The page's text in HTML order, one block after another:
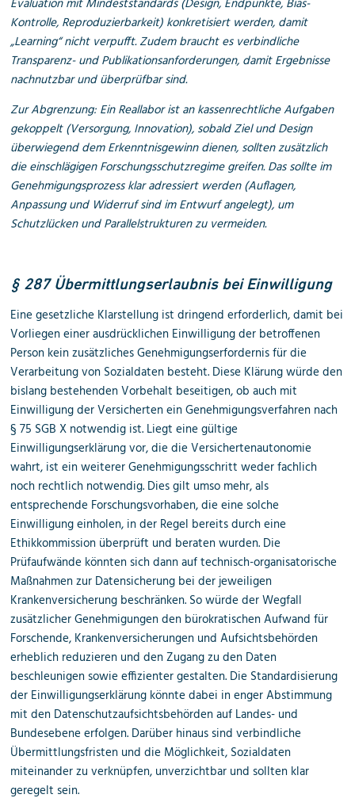
Evaluation mit Mindeststandards (Design, Endpunkte, Bias-
Kontrolle, Reproduzierbarkeit) konkretisiert werden, damit
„Learning“ nicht verpufft. Zudem braucht es verbindliche
Transparenz- und Publikationsanforderungen, damit Ergebnisse
nachnutzbar und überprüfbar sind.
Zur Abgrenzung: Ein Reallabor ist an kassenrechtliche Aufgaben
gekoppelt (Versorgung, Innovation), sobald Ziel und Design
überwiegend dem Erkenntnisgewinn dienen, sollten zusätzlich
die einschlägigen Forschungsschutzregime greifen. Das sollte im
Genehmigungsprozess klar adressiert werden (Auflagen,
Anpassung und Widerruf sind im Entwurf angelegt), um
Schutzlücken und Parallelstrukturen zu vermeiden.
§ 287 Übermittlungserlaubnis bei Einwilligung
Eine gesetzliche Klarstellung ist dringend erforderlich, damit bei
Vorliegen einer ausdrücklichen Einwilligung der betroffenen
Person kein zusätzliches Genehmigungserfordernis für die
Verarbeitung von Sozialdaten besteht. Diese Klärung würde den
bislang bestehenden Vorbehalt beseitigen, ob auch mit
Einwilligung der Versicherten ein Genehmigungsverfahren nach
§ 75 SGB X notwendig ist. Liegt eine gültige
Einwilligungserklärung vor, die die Versichertenautonomie
wahrt, ist ein weiterer Genehmigungsschritt weder fachlich
noch rechtlich notwendig. Dies gilt umso mehr, als
entsprechende Forschungsvorhaben, die eine solche
Einwilligung einholen, in der Regel bereits durch eine
Ethikkommission überprüft und beraten wurden. Die
Prüfaufwände könnten sich dann auf technisch-organisatorische
Maßnahmen zur Datensicherung bei der jeweiligen
Krankenversicherung beschränken. So würde der Wegfall
zusätzlicher Genehmigungen den bürokratischen Aufwand für
Forschende, Krankenversicherungen und Aufsichtsbehörden
erheblich reduzieren und den Zugang zu den Daten
beschleunigen sowie effizienter gestalten. Die Standardisierung
der Einwilligungserklärung könnte dabei in enger Abstimmung
mit den Datenschutzaufsichtsbehörden auf Landes- und
Bundesebene erfolgen. Darüber hinaus sind verbindliche
Übermittlungsfristen und die Möglichkeit, Sozialdaten
miteinander zu verknüpfen, unverzichtbar und sollten klar
geregelt sein.